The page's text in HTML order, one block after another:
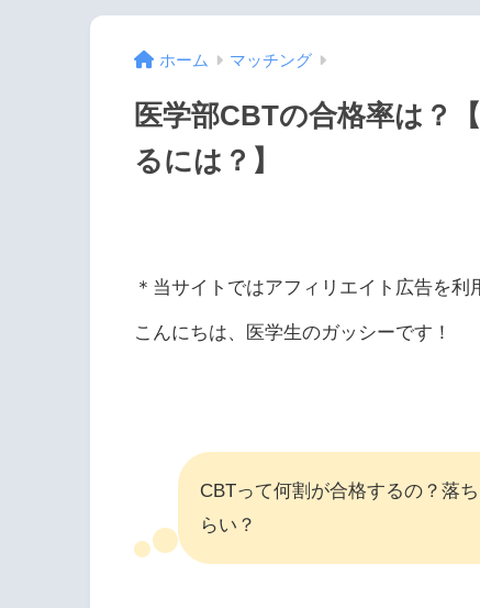
ホーム マッチング
医学部CBTの合格率は？
るには？】
＊当サイトではアフィリエイト広告を利
こんにちは、医学生のガッシーです！
CBTって何割が合格するの？落
らい？